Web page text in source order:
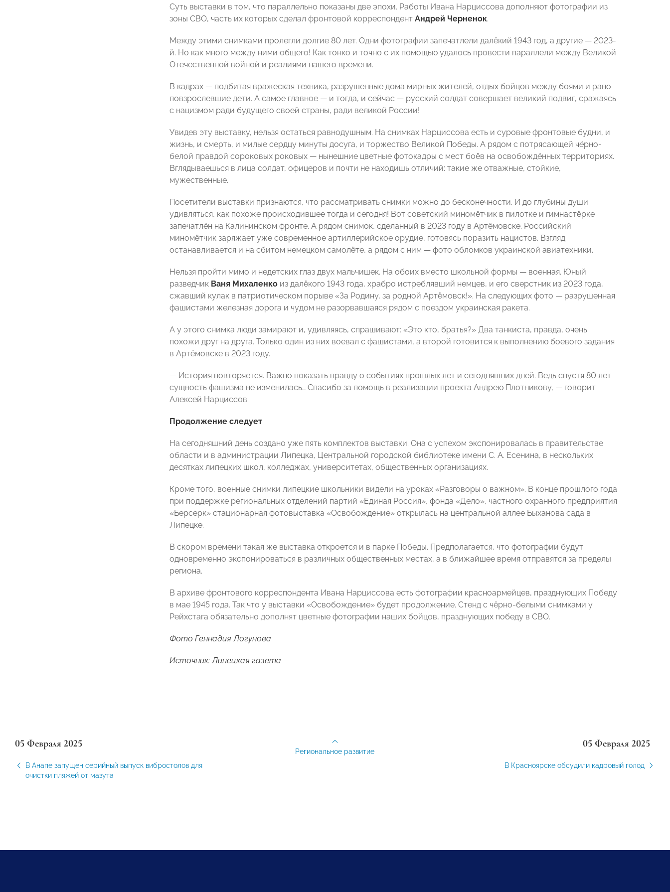
Суть выставки в том, что параллельно показаны две эпохи. Работы Ивана Нарциссова дополняют фотографии из
зоны СВО, часть их которых сделал фронтовой корреспондент Андрей Черненок.
Между этими снимками пролегли долгие 80 лет. Одни фотографии запечатлели далёкий 1943 год, а другие — 2023-
й. Но как много между ними общего! Как тонко и точно с их помощью удалось провести параллели между Великой
Отечественной войной и реалиями нашего времени.
В кадрах — подбитая вражеская техника, разрушенные дома мирных жителей, отдых бойцов между боями и рано
повзрослевшие дети. А самое главное — и тогда, и сейчас — русский солдат совершает великий подвиг, сражаясь
с нацизмом ради будущего своей страны, ради великой России!
Увидев эту выставку, нельзя остаться равнодушным. На снимках Нарциссова есть и суровые фронтовые будни, и
жизнь, и смерть, и милые сердцу минуты досуга, и торжество Великой Победы. А рядом с потрясающей чёрно-
белой правдой сороковых роковых — нынешние цветные фотокадры с мест боёв на освобождённых территориях.
Вглядываешься в лица солдат, офицеров и почти не находишь отличий: такие же отважные, стойкие,
мужественные.
Посетители выставки признаются, что рассматривать снимки можно до бесконечности. И до глубины души
удивляться, как похоже происходившее тогда и сегодня! Вот советский миномётчик в пилотке и гимнастёрке
запечатлён на Калининском фронте. А рядом снимок, сделанный в 2023 году в Артёмовске. Российский
миномётчик заряжает уже современное артиллерийское орудие, готовясь поразить нацистов. Взгляд
останавливается и на сбитом немецком самолёте, а рядом с ним — фото обломков украинской авиатехники.
Нельзя пройти мимо и недетских глаз двух мальчишек. На обоих вместо школьной формы — военная. Юный
разведчик Ваня Михаленко из далёкого 1943 года, храбро истреблявший немцев, и его сверстник из 2023 года,
сжавший кулак в патриотическом порыве «За Родину, за родной Артёмовск!». На следующих фото — разрушенная
фашистами железная дорога и чудом не разорвавшаяся рядом с поездом украинская ракета.
А у этого снимка люди замирают и, удивляясь, спрашивают: «Это кто, братья?» Два танкиста, правда, очень
похожи друг на друга. Только один из них воевал с фашистами, а второй готовится к выполнению боевого задания
в Артёмовске в 2023 году.
— История повторяется. Важно показать правду о событиях прошлых лет и сегодняшних дней. Ведь спустя 80 лет
сущность фашизма не изменилась… Спасибо за помощь в реализации проекта Андрею Плотникову, — говорит
Алексей Нарциссов.
Продолжение следует
На сегодняшний день создано уже пять комплектов выставки. Она с успехом экспонировалась в правительстве
области и в администрации Липецка, Центральной городской библиотеке имени С. А. Есенина, в нескольких
десятках липецких школ, колледжах, университетах, общественных организациях.
Кроме того, военные снимки липецкие школьники видели на уроках «Разговоры о важном». В конце прошлого года
при поддержке региональных отделений партий «Единая Россия», фонда «Дело», частного охранного предприятия
«Берсерк» стационарная фотовыставка «Освобождение» открылась на центральной аллее Быханова сада в
Липецке.
В скором времени такая же выставка откроется и в парке Победы. Предполагается, что фотографии будут
одновременно экспонироваться в различных общественных местах, а в ближайшее время отправятся за пределы
региона.
В архиве фронтового корреспондента Ивана Нарциссова есть фотографии красноармейцев, празднующих Победу
в мае 1945 года. Так что у выставки «Освобождение» будет продолжение. Стенд с чёрно-белыми снимками у
Рейхстага обязательно дополнят цветные фотографии наших бойцов, празднующих победу в СВО.
Фото Геннадия Логунова
Источник: Липецкая газета
05 Февраля 2025
В Анапе запущен серийный выпуск вибростолов для
очистки пляжей от мазута
05 Февраля 2025
В Красноярске обсудили кадровый голод
Региональное развитие